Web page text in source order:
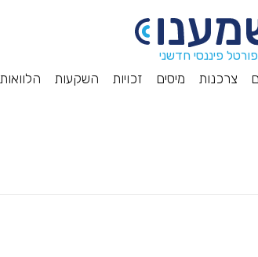
פורטל פיננסי חדשני
צרכנות מיסים זכויות השקעות